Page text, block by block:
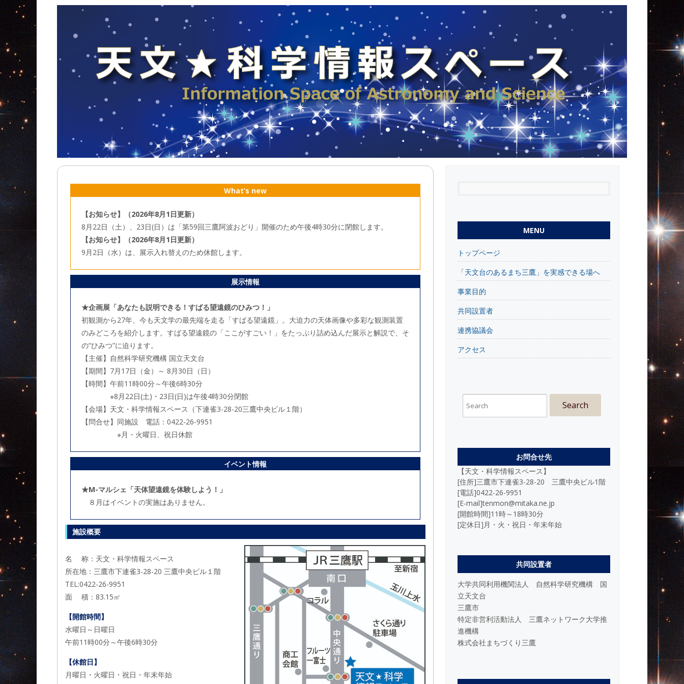
What’s new
【お知らせ】（2026年8月1日更新）
8月22日（土）、23日(日）は「第59回三鷹阿波おどり」開催のため午後4時30分に閉館します。
【お知らせ】（2026年8月1日更新）
9月2日（水）は、展示入れ替えのため休館します。
展示情報
★企画展「あなたも説明できる！すばる望遠鏡のひみつ！」
初観測から27年、今も天文学の最先端を走る「すばる望遠鏡」。大迫力の天体画像や多彩な観測装置
のみどころを紹介します。すばる望遠鏡の「ここがすごい！」をたっぷり詰め込んだ展示と解説で、そ
の“ひみつ”に迫ります。
【主催】自然科学研究機構 国立天文台
【期間】7月17日（金）～ 8月30日（日）
【時間】午前11時00分～午後6時30分
※8月22日(土)・23日(日)は午後4時30分閉館
【会場】天文・科学情報スペース（下連雀3-28-20三鷹中央ビル１階）
【問合せ】同施設 電話：0422-26-9951
※月・火曜日、祝日休館
イベント情報
★M-マルシェ「天体望遠鏡を体験しよう！」
８月はイベントの実施はありません。
施設概要
名 称：天文・科学情報スペース
所在地：三鷹市下連雀3-28-20 三鷹中央ビル１階
TEL:0422-26-9951
面 積：83.15㎡
【開館時間】
水曜日～日曜日
午前11時00分～午後6時30分
【休館日】
月曜日・火曜日・祝日・年末年始
MENU
トップページ
「天文台のあるまち三鷹」を実感できる場へ
事業目的
共同設置者
連携協議会
アクセス
お問合せ先
【天文・科学情報スペース】
[住所]三鷹市下連雀3-28-20 三鷹中央ビル1階
[電話]0422-26-9951
[E-mail]tenmon@mitaka.ne.jp
[開館時間]11時～18時30分
[定休日]月・火・祝日・年末年始
共同設置者
大学共同利用機関法人 自然科学研究機構 国
立天文台
三鷹市
特定非営利活動法人 三鷹ネットワーク大学推
進機構
株式会社まちづくり三鷹